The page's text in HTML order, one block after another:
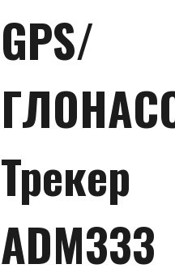
GPS/
Трекер
ADM333